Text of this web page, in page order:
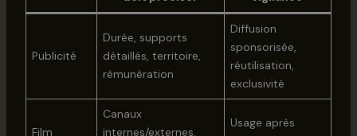
Publicité
Durée, supports
détaillés, territoire,
rémunération
Diffusion
sponsorisée,
réutilisation,
exclusivité
Film
Canaux
internes/externes,
Usage après